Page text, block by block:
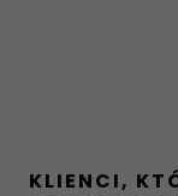
KLIENCI,